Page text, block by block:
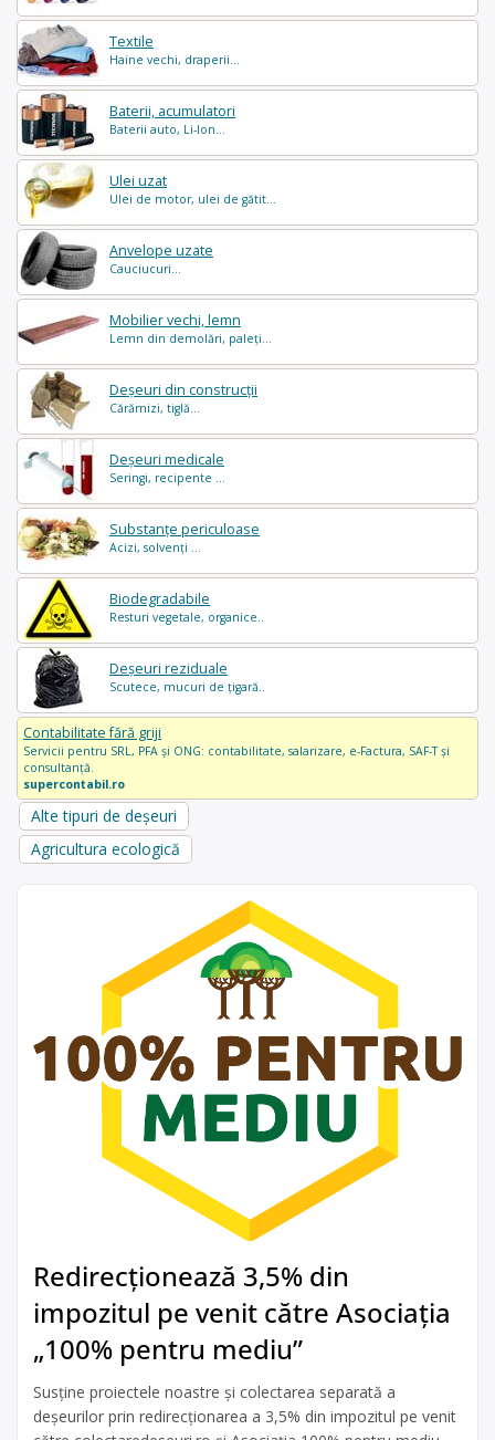
Textile
Haine vechi, draperii...
Baterii, acumulatori
Baterii auto, Li-Ion...
Ulei uzat
Ulei de motor, ulei de gătit...
Anvelope uzate
Cauciucuri...
Mobilier vechi, lemn
Lemn din demolări, paleți...
Deșeuri din construcții
Cărămizi, tiglă...
Deșeuri medicale
Seringi, recipente ...
Substanțe periculoase
Acizi, solvenți ...
Biodegradabile
Resturi vegetale, organice..
Deșeuri reziduale
Scutece, mucuri de țigară..
Contabilitate fără griji
Servicii pentru SRL, PFA și ONG: contabilitate, salarizare, e-Factura, SAF-T și
consultanță.
supercontabil.ro
Alte tipuri de deșeuri
Agricultura ecologică
Redirecționează 3,5% din
impozitul pe venit către Asociația
„100% pentru mediu”
Susține proiectele noastre și colectarea separată a
deșeurilor prin redirecționarea a 3,5% din impozitul pe venit